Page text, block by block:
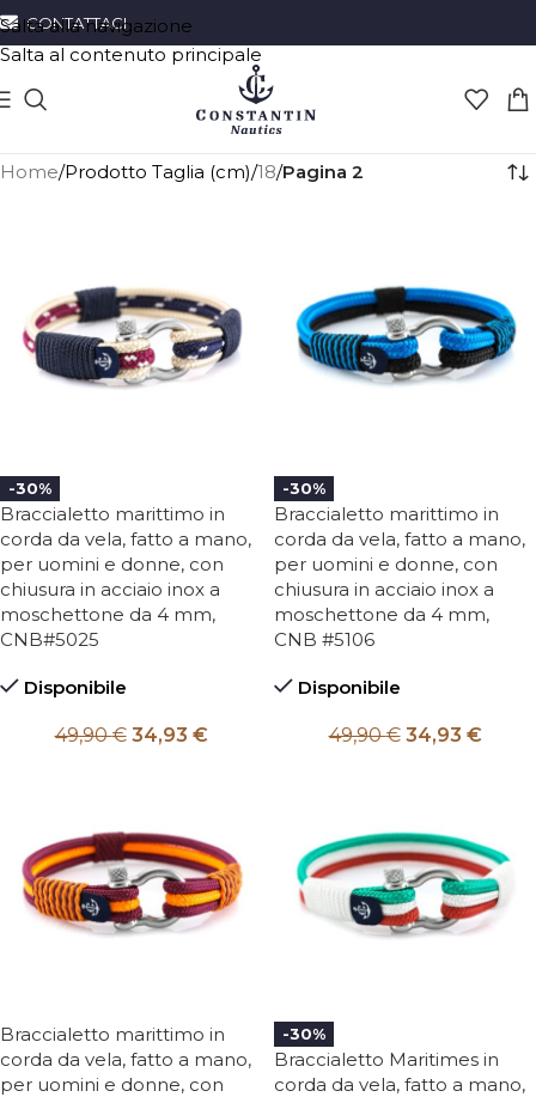
Salta alla navigazione
Salta al contenuto principale
CONTATTACI
Home/Prodotto Taglia (cm)/18/Pagina 2
-30%
Braccialetto marittimo in
corda da vela, fatto a mano,
per uomini e donne, con
chiusura in acciaio inox a
moschettone da 4 mm,
CNB#5025
Disponibile
49,90€ 34,93 €
-30%
Braccialetto marittimo in
corda da vela, fatto a mano,
per uomini e donne, con
chiusura in acciaio inox a
moschettone da 4 mm,
CNB #5106
Disponibile
49,90€ 34,93 €
Braccialetto marittimo in
corda da vela, fatto a mano,
per uomini e donne, con
-30%
Braccialetto Maritimes in
corda da vela, fatto a mano,